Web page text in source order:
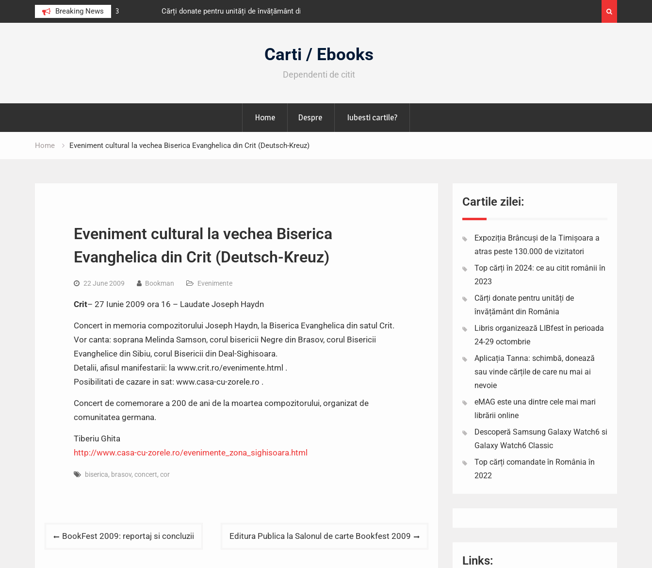
Breaking News
au citit românii în 2023 Cărți donate pentru unități de învățământ din România
octombrie
Expoziția Brâncuși de la Timișoara a atras peste
130.000 de vizitatori
Carti / Ebooks
Dependenti de citit
Home Despre Iubesti cartile?
Home Eveniment cultural la vechea Biserica Evanghelica din Crit (Deutsch-Kreuz)
Eveniment cultural la vechea Biserica
Evanghelica din Crit (Deutsch-Kreuz)
22 June 2009 Bookman Evenimente
Crit– 27 Iunie 2009 ora 16 – Laudate Joseph Haydn
Concert in memoria compozitorului Joseph Haydn, la Biserica Evanghelica din satul Crit.
Vor canta: soprana Melinda Samson, corul bisericii Negre din Brasov, corul Bisericii
Evanghelice din Sibiu, corul Bisericii din Deal-Sighisoara.
Detalii, afisul manifestarii: la www.crit.ro/evenimente.html .
Posibilitati de cazare in sat: www.casa-cu-zorele.ro .
Concert de comemorare a 200 de ani de la moartea compozitorului, organizat de
comunitatea germana.
Tiberiu Ghita
http://www.casa-cu-zorele.ro/evenimente_zona_sighisoara.html
biserica, brasov, concert, cor
PostBookFest 2009: reportaj si concluzii Editura Publica la Salonul de carte Bookfest 2009
Cartile zilei:
Expoziția Brâncuși de la Timișoara a
atras peste 130.000 de vizitatori
Top cărți în 2024: ce au citit românii în
2023
Cărți donate pentru unități de
învățământ din România
Libris organizează LIBfest în perioada
24-29 octombrie
Aplicația Tanna: schimbă, donează
sau vinde cărțile de care nu mai ai
nevoie
eMAG este una dintre cele mai mari
librării online
Descoperă Samsung Galaxy Watch6 si
Galaxy Watch6 Classic
Top cărți comandate în România în
2022
Links: